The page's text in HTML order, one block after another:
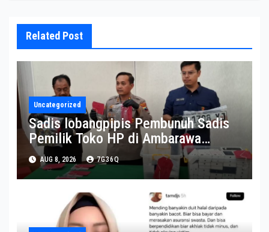
Related Post
Uncategorized
Sadis lobangpipis Pembunuh Sadis
Pemilik Toko HP di Ambarawa
diamankan
AUG 8, 2026 7G36Q